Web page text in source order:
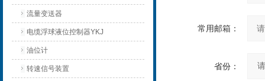
流量变送器
电缆浮球液位控制器YKJ
油位计
转速信号装置
常用邮箱：
省份：